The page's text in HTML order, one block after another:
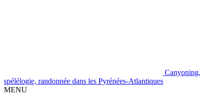
Canyoning,
spélélogie, randonnée dans les Pyrénées-Atlantiques
MENU